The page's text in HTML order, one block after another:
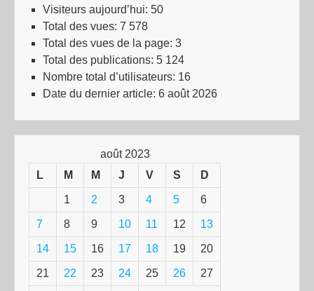
Visiteurs aujourd’hui: 50
Total des vues: 7 578
Total des vues de la page: 3
Total des publications: 5 124
Nombre total d’utilisateurs: 16
Date du dernier article: 6 août 2026
août 2023
L
M M J V S D
1 2 3 4 5 6
7 8 9 10 11 12 13
14 15 16 17 18 19 20
21 22 23 24 25 26 27